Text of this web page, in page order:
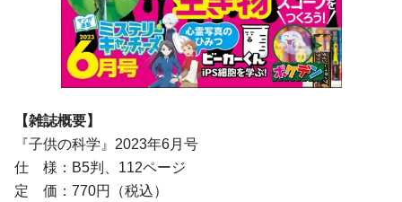
【雑誌概要】
『子供の科学』2023年6月号
仕 様：B5判、112ページ
定 価：770円（税込）